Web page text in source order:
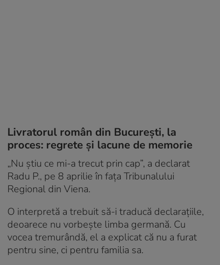
Livratorul român din București, la
proces: regrete și lacune de memorie
„Nu știu ce mi-a trecut prin cap”, a declarat
Radu P., pe 8 aprilie în fața Tribunalului
Regional din Viena.
O interpretă a trebuit să-i traducă declarațiile,
deoarece nu vorbește limba germană. Cu
vocea tremurândă, el a explicat că nu a furat
pentru sine, ci pentru familia sa.